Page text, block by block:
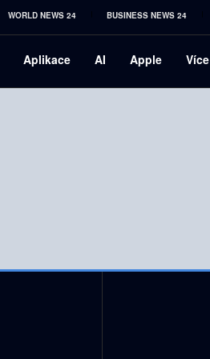
WORLD NEWS 24 BUSINESS NEWS 24
Aplikace AI Apple Více